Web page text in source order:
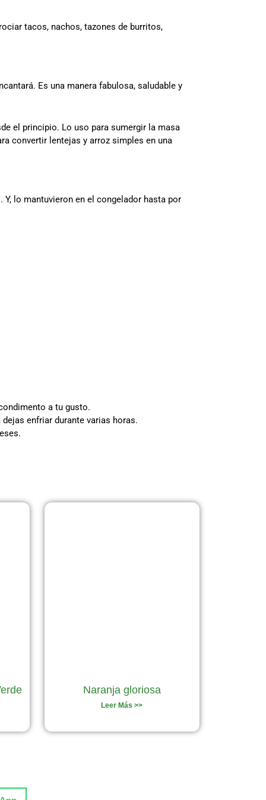
tacos, nachos, tazones de burritos,
Es una manera fabulosa, saludable y
el principio. Lo uso para sumergir la masa
convertir lentejas y arroz simples en una
lo mantuvieron en el congelador hasta por
a tu gusto.
enfriar durante varias horas.
Naranja gloriosa
Leer Más >>